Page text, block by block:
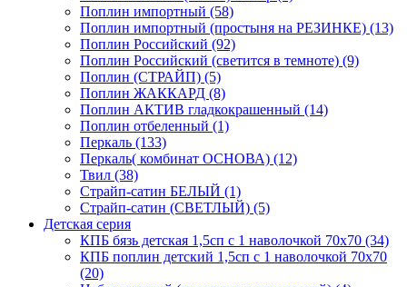
Поплин импортный (58)
Поплин импортный (простыня на РЕЗИНКЕ) (13)
Поплин Российский (92)
Поплин Российский (светится в темноте) (9)
Поплин (СТРАЙП) (5)
Поплин ЖАККАРД (8)
Поплин АКТИВ гладкокрашенный (14)
Поплин отбеленный (1)
Перкаль (133)
Перкаль( комбинат ОСНОВА) (12)
Твил (38)
Страйп-сатин БЕЛЫЙ (1)
Страйп-сатин (СВЕТЛЫЙ) (5)
Детская серия
КПБ бязь детская 1,5сп с 1 наволочкой 70х70 (34)
КПБ поплин детский 1,5сп с 1 наволочкой 70х70
(20)